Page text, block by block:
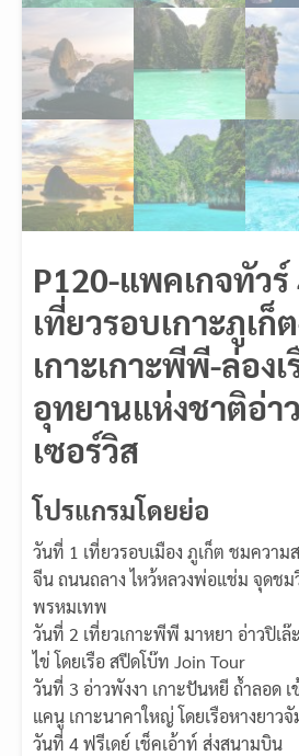
P120-แพคเกจทัว
เที่ยวรอบเกาะภูเก็
เกาะเกาะพีพี-ล่อง
อุทยานแห่งชาติอ่า
เซอร์วิส
โปรแกรมโดยย่อ
วันที่ 1 เที่ยวรอบเมือง ภูเก็ต ชมความ
จีน ถนนถลาง ไหว้หลวงพ่อแช่ม จุดช
พรหมเทพ
วันที่ 2 เที่ยวเกาะพีพี มาหยา อ่าวปิเล๊
ไข่ โดยเรือ สปีดโบ๊ท Join Tour
วันที่ 3 อ่าวพังงา เกาะปันหยี ถ้ำลอด
แคนู เกาะนาคาใหญ่ โดยเรือหางยาว
วันที่ 4 ฟรีเดย์ เช็คเอ้าท์ ส่งสนามบิน